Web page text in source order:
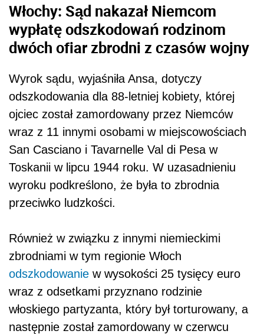
Włochy: Sąd nakazał Niemcom
wypłatę odszkodowań rodzinom
dwóch ofiar zbrodni z czasów wojny
Wyrok sądu, wyjaśniła Ansa, dotyczy
odszkodowania dla 88-letniej kobiety, której
ojciec został zamordowany przez Niemców
wraz z 11 innymi osobami w miejscowościach
San Casciano i Tavarnelle Val di Pesa w
Toskanii w lipcu 1944 roku. W uzasadnieniu
wyroku podkreślono, że była to zbrodnia
przeciwko ludzkości.
Również w związku z innymi niemieckimi
zbrodniami w tym regionie Włoch
odszkodowanie w wysokości 25 tysięcy euro
wraz z odsetkami przyznano rodzinie
włoskiego partyzanta, który był torturowany, a
następnie został zamordowany w czerwcu